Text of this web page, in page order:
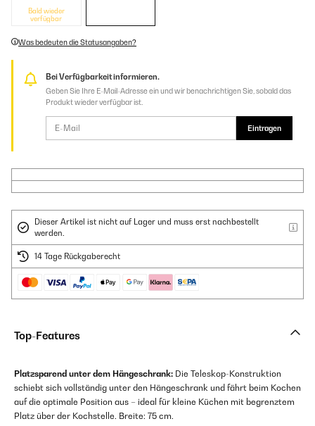
Bald wieder
verfügbar
Was bedeuten die Statusangaben?
Bei Verfügbarkeit informieren.
Geben Sie Ihre E-Mail-Adresse ein und wir benachrichtigen Sie, sobald das
Produkt wieder verfügbar ist.
Eintragen
Dieser Artikel ist nicht auf Lager und muss erst nachbestellt
werden.
14 Tage Rückgaberecht
Top-Features
Platzsparend unter dem Hängeschrank: Die Teleskop-Konstruktion
schiebt sich vollständig unter den Hängeschrank und fährt beim Kochen
auf die optimale Position aus – ideal für kleine Küchen mit begrenztem
Platz über der Kochstelle. Breite: 75 cm.